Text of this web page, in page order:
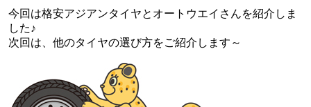
今回は格安アジアンタイヤとオートウエイさんを紹介しま
した♪
次回は、他のタイヤの選び方をご紹介します～